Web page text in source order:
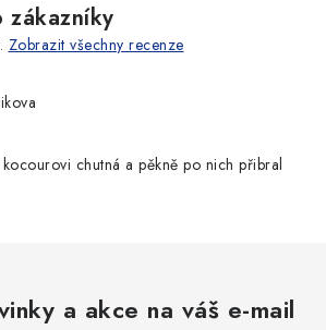
zákazníky
Zobrazit všechny recenze
chutná a pěkně po nich přibral
a akce na váš e-mail